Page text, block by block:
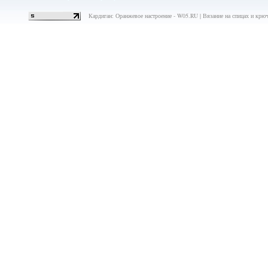
Кардиган: Оранжевое настроение - W05.RU | Вязание на спицах и